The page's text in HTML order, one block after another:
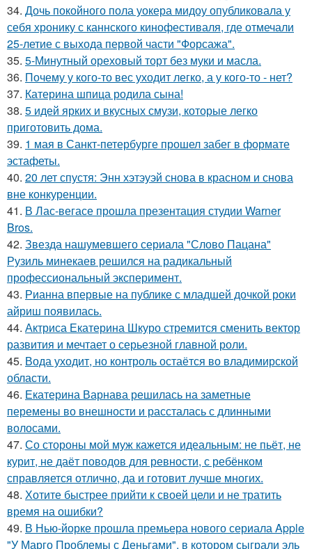
34. Дочь покойного пола уокера мидоу опубликовала у
себя хронику с каннского кинофестиваля, где отмечали
25-летие с выхода первой части "Форсажа".
35. 5-Минутный ореховый торт без муки и масла.
36. Почему у кого-то вес уходит легко, а у кого-то - нет?
37. Катерина шпица родила сына!
38. 5 идей ярких и вкусных смузи, которые легко
приготовить дома.
39. 1 мая в Санкт-петербурге прошел забег в формате
эстафеты.
40. 20 лет спустя: Энн хэтэуэй снова в красном и снова
вне конкуренции.
41. В Лас-вегасе прошла презентация студии Warner
Bros.
42. Звезда нашумевшего сериала "Слово Пацана"
Рузиль минекаев решился на радикальный
профессиональный эксперимент.
43. Рианна впервые на публике с младшей дочкой роки
айриш появилась.
44. Актриса Екатерина Шкуро стремится сменить вектор
развития и мечтает о серьезной главной роли.
45. Вода уходит, но контроль остаётся во владимирской
области.
46. Екатерина Варнава решилась на заметные
перемены во внешности и рассталась с длинными
волосами.
47. Со стороны мой муж кажется идеальным: не пьёт, не
курит, не даёт поводов для ревности, с ребёнком
справляется отлично, да и готовит лучше многих.
48. Хотите быстрее прийти к своей цели и не тратить
время на ошибки?
49. В Нью-йорке прошла премьера нового сериала Apple
"У Марго Проблемы с Деньгами", в котором сыграли эль